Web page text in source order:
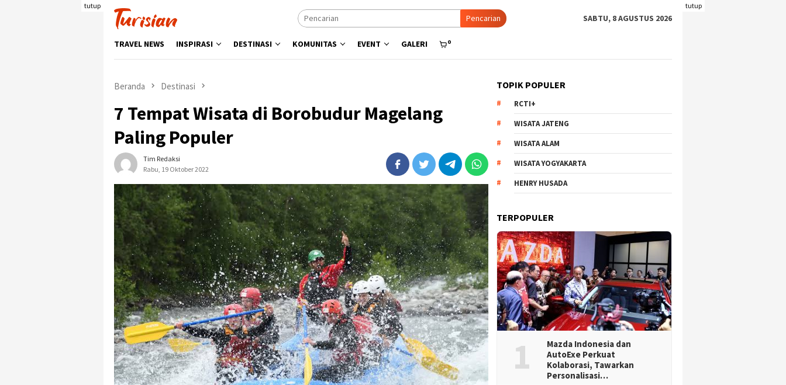
tutup tutup
Pencarian SABTU, 8 AGUSTUS 2026
TRAVEL NEWS INSPIRASI DESTINASI KOMUNITAS EVENT GALERI 0
Beranda Destinasi
7 Tempat Wisata di Borobudur Magelang
Paling Populer
Tim Redaksi
Rabu, 19 Oktober 2022
TOPIK POPULER
RCTI+
WISATA JATENG
WISATA ALAM
WISATA YOGYAKARTA
HENRY HUSADA
TERPOPULER
1
Mazda Indonesia dan
AutoExe Perkuat
Kolaborasi, Tawarkan
Personalisasi…